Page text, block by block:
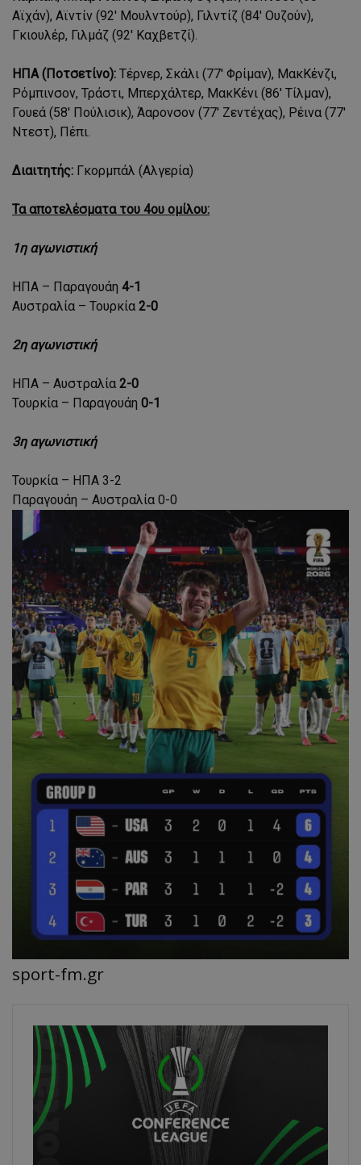
Αϊχάν), Αϊντίν (92' Μουλντούρ), Γιλντίζ (84' Ουζούν),
Γκιουλέρ, Γιλμάζ (92' Καχβετζί).
ΗΠΑ (Ποτσετίνο): Τέρνερ, Σκάλι (77' Φρίμαν), ΜακΚένζι,
Ρόμπινσον, Τράστι, Μπερχάλτερ, ΜακΚένι (86' Τίλμαν),
Γουεά (58' Πούλισικ), Άαρονσον (77' Ζεντέχας), Ρέινα (77'
Ντεστ), Πέπι.
Διαιτητής: Γκορμπάλ (Αλγερία)
Τα αποτελέσματα του 4ου ομίλου:
1η αγωνιστική
ΗΠΑ – Παραγουάη 4-1
Αυστραλία – Τουρκία 2-0
2η αγωνιστική
ΗΠΑ – Αυστραλία 2-0
Τουρκία – Παραγουάη 0-1
3η αγωνιστική
Τουρκία – ΗΠΑ 3-2
Παραγουάη – Αυστραλία 0-0
sport-fm.gr